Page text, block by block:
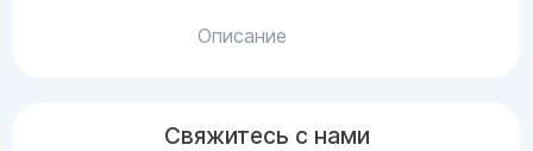
Описание
Свяжитесь с нами